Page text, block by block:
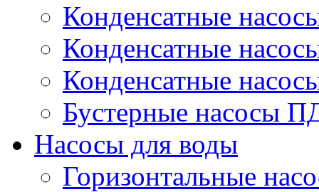
Конденсатные
Конденсатные
Конденсатные
Бустерные насосы
Насосы для воды
Горизонтальные